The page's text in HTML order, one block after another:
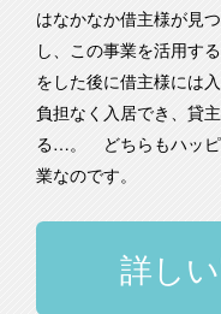
はなかなか借主様が見
し、この事業を活用す
をした後に借主様には
負担なく入居でき、貸
る…。 どちらもハッピ
業なのです。
詳し